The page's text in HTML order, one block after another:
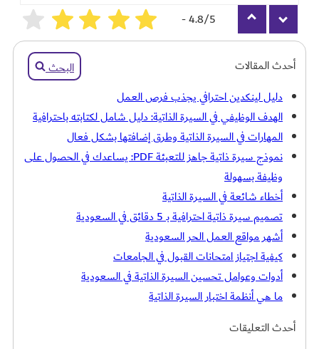
4.8/5 -
البحث
أحدث المقالات
دليل لينكدين احترافي يجذب فرص العمل
الهدف الوظيفي في السيرة الذاتية: دليل شامل لكتابته باحترافية
المهارات في السيرة الذاتية وطرق إضافتها بشكل فعال
نموذج سيرة ذاتية جاهز للتعبئة PDF: يساعدك في الحصول على
وظيفة بسهولة
أخطاء شائعة في السيرة الذاتية
تصميم سيرة ذاتية احترافية بـ 5 دقائق في السعودية
أشهر مواقع العمل الحر السعودية
كيفية اجتياز امتحانات القبول في الجامعات
أدوات وعوامل تحسين السيرة الذاتية في السعودية
ما هي أنظمة اختبار السيرة الذاتية
أحدث التعليقات